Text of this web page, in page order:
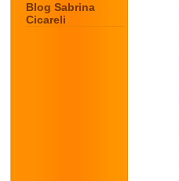
Blog Sabrina
Cicareli